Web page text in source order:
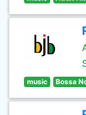
music Bossa